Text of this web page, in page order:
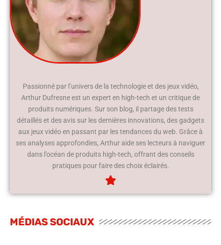
Passionné par l’univers de la technologie et des jeux vidéo,
Arthur Dufresne est un expert en high-tech et un critique de
produits numériques. Sur son blog, il partage des tests
détaillés et des avis sur les dernières innovations, des gadgets
aux jeux vidéo en passant par les tendances du web. Grâce à
ses analyses approfondies, Arthur aide ses lecteurs à naviguer
dans l’océan de produits high-tech, offrant des conseils
pratiques pour faire des choix éclairés.
MÉDIAS SOCIAUX